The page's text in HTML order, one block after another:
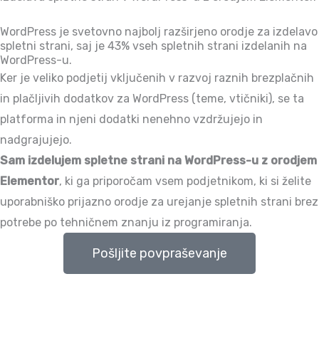
WordPress je svetovno najbolj razširjeno orodje za izdelavo
spletni strani, saj je 43% vseh spletnih strani izdelanih na
WordPress-u.
Ker je veliko podjetij vključenih v razvoj raznih brezplačnih
in plačljivih dodatkov za WordPress (teme, vtičniki), se ta
platforma in njeni dodatki nenehno vzdržujejo in
nadgrajujejo.
Sam izdelujem spletne strani na WordPress-u z orodjem
Elementor, ki ga priporočam vsem podjetnikom, ki si želite
uporabniško prijazno orodje za urejanje spletnih strani brez
potrebe po tehničnem znanju iz programiranja.
Pošljite povpraševanje